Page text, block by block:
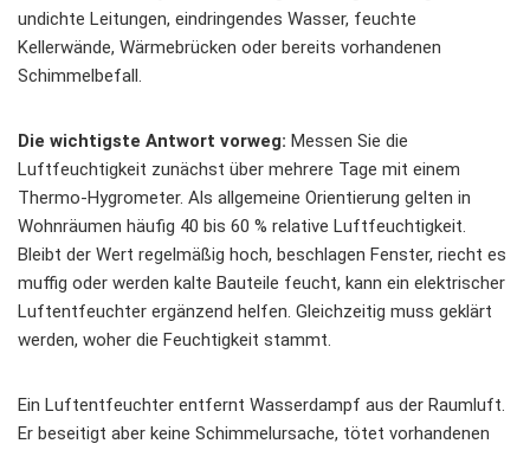
undichte Leitungen, eindringendes Wasser, feuchte
Kellerwände, Wärmebrücken oder bereits vorhandenen
Schimmelbefall.
Die wichtigste Antwort vorweg: Messen Sie die
Luftfeuchtigkeit zunächst über mehrere Tage mit einem
Thermo-Hygrometer. Als allgemeine Orientierung gelten in
Wohnräumen häufig 40 bis 60 % relative Luftfeuchtigkeit.
Bleibt der Wert regelmäßig hoch, beschlagen Fenster, riecht es
muffig oder werden kalte Bauteile feucht, kann ein elektrischer
Luftentfeuchter ergänzend helfen. Gleichzeitig muss geklärt
werden, woher die Feuchtigkeit stammt.
Ein Luftentfeuchter entfernt Wasserdampf aus der Raumluft.
Er beseitigt aber keine Schimmelursache, tötet vorhandenen